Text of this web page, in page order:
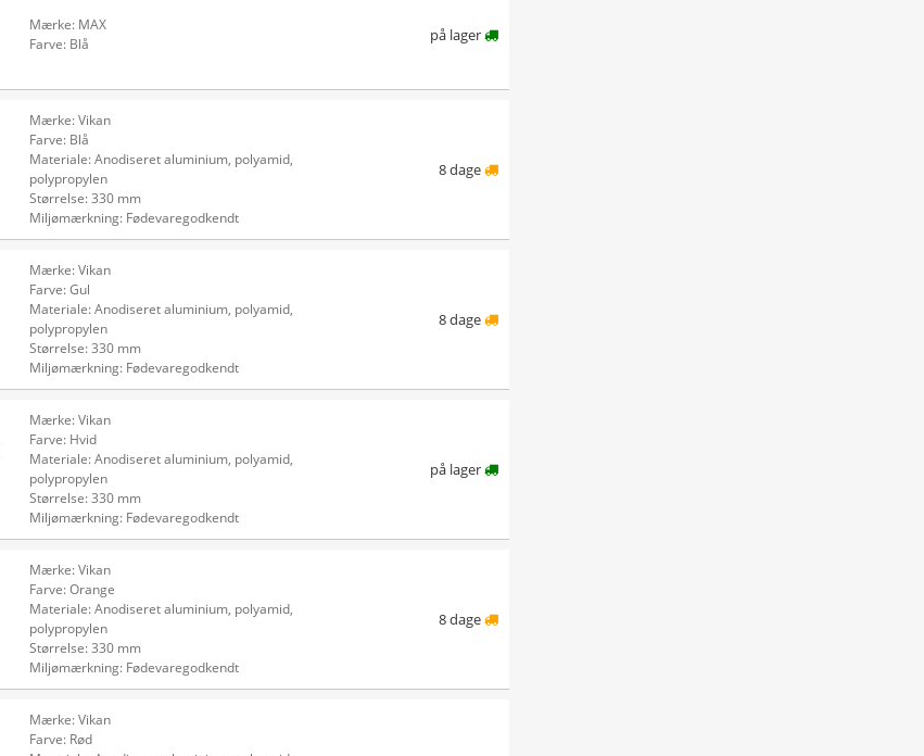
Mærke: MAX
Farve: Blå
på lager
Mærke: Vikan
Farve: Blå
Materiale: Anodiseret aluminium, polyamid,
polypropylen
Størrelse: 330 mm
Miljømærkning: Fødevaregodkendt
8 dage
Mærke: Vikan
Farve: Gul
Materiale: Anodiseret aluminium, polyamid,
polypropylen
Størrelse: 330 mm
Miljømærkning: Fødevaregodkendt
8 dage
Mærke: Vikan
Farve: Hvid
Materiale: Anodiseret aluminium, polyamid,
polypropylen
Størrelse: 330 mm
Miljømærkning: Fødevaregodkendt
på lager
Mærke: Vikan
Farve: Orange
Materiale: Anodiseret aluminium, polyamid,
polypropylen
Størrelse: 330 mm
Miljømærkning: Fødevaregodkendt
8 dage
Mærke: Vikan
Farve: Rød